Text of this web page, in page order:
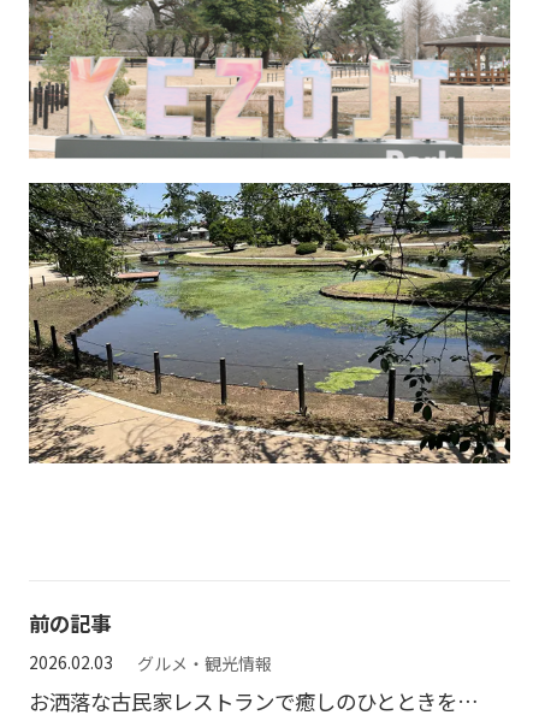
前の記事
2026.02.03 グルメ・観光情報
お洒落な古民家レストランで癒しのひとときを…